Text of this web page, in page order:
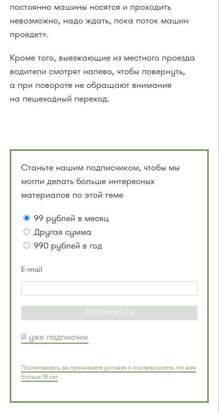
постоянно машины носятся и проходить
невозможно, надо ждать, пока поток машин
проедет».
Кроме того, выезжающие из местного проезда
водители смотрят налево, чтобы повернуть,
а при повороте не обращают внимания
на пешеходный переход.
Станьте нашим подписчиком, чтобы мы
могли делать больше интересных
материалов по этой теме
99 рублей в месяц
Другая сумма
990 рублей в год
E-mail
ПОДПИСАТЬСЯ
Я уже подписчик
Подписываясь, вы принимаете условия и подтверждаете, что вам
больше 18 лет